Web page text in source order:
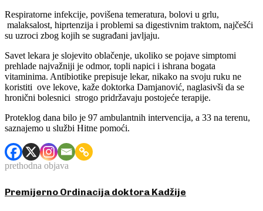
Respiratorne infekcije, povišena temeratura, bolovi u grlu,
malaksalost, hiprtenzija i problemi sa digestivnim traktom, najčešći
su uzroci zbog kojih se sugrađani javljaju.
Savet lekara je slojevito oblačenje, ukoliko se pojave simptomi
prehlade najvažniji je odmor, topli napici i ishrana bogata
vitaminima. Antibiotike prepisuje lekar, nikako na svoju ruku ne
koristiti ove lekove, kaže doktorka Damjanović, naglasivši da se
hronični bolesnici strogo pridržavaju postojeće terapije.
Proteklog dana bilo je 97 ambulantnih intervencija, a 33 na terenu,
saznajemo u službi Hitne pomoći.
prethodna objava
Premijerno Ordinacija doktora Kadžije